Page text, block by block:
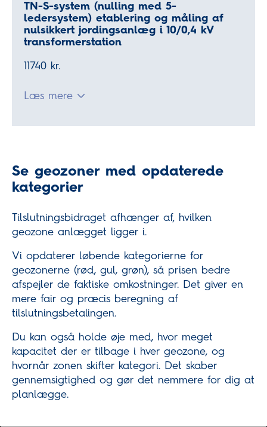
TN-S-system (nulling med 5-
ledersystem) etablering og måling af
nulsikkert jordingsanlæg i 10/0,4 kV
transformerstation
11740 kr.
Læs mere
Se geozoner med opdaterede
kategorier
Tilslutningsbidraget afhænger af, hvilken
geozone anlægget ligger i.
Vi opdaterer løbende kategorierne for
geozonerne (rød, gul, grøn), så prisen bedre
afspejler de faktiske omkostninger. Det giver en
mere fair og præcis beregning af
tilslutningsbetalingen.
Du kan også holde øje med, hvor meget
kapacitet der er tilbage i hver geozone, og
hvornår zonen skifter kategori. Det skaber
gennemsigtighed og gør det nemmere for dig at
planlægge.